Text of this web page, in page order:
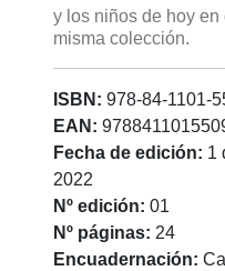
y los niños de hoy
misma colección.
ISBN: 978-84-1101-
EAN:
Fecha de edición: 1
2022
Nº edición: 01
Nº páginas: 24
Encuadernación: